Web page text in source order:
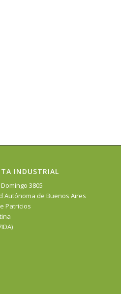
INDUSTRIAL
3805
Autónoma de Buenos Aires
Patricios